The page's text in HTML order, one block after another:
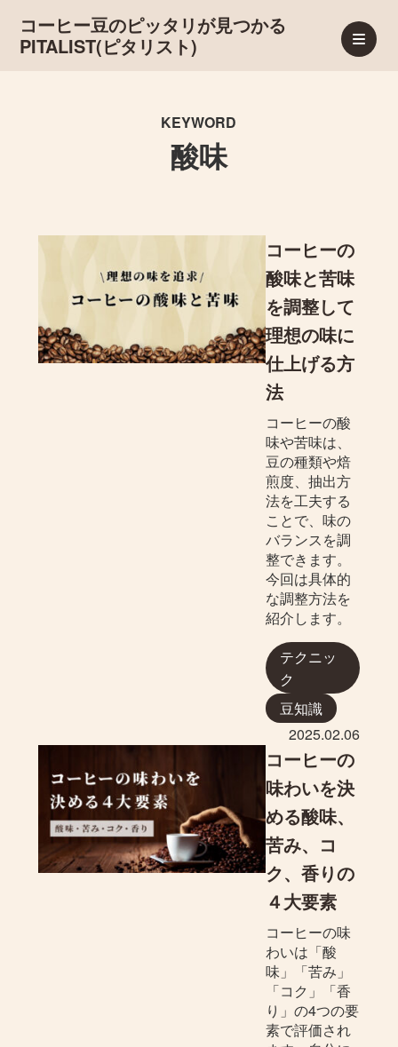
コーヒー豆のピッタリが見つかる
PITALIST(ピタリスト)
KEYWORD
酸味
コーヒーの
酸味と苦味
を調整して
理想の味に
仕上げる方
法
コーヒーの酸
味や苦味は、
豆の種類や焙
煎度、抽出方
法を工夫する
ことで、味の
バランスを調
整できます。
今回は具体的
な調整方法を
紹介します。
テクニッ
ク
豆知識
2025.02.06
コーヒーの
味わいを決
める酸味、
苦み、コ
ク、香りの
４大要素
コーヒーの味
わいは「酸
味」「苦み」
「コク」「香
り」の4つの要
素で評価され